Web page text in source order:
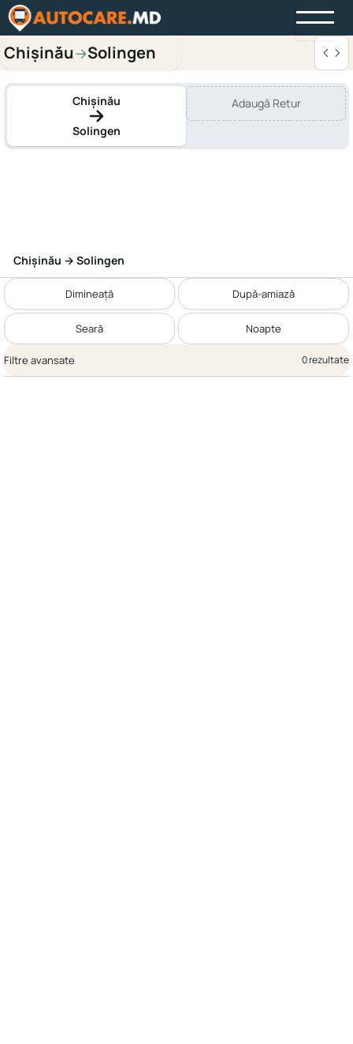
Chișinău→Solingen
Chișinău
Solingen
Adaugă Retur
Chișinău → Solingen
Dimineață După-amiază
Seară Noapte
Filtre avansate 0 rezultate